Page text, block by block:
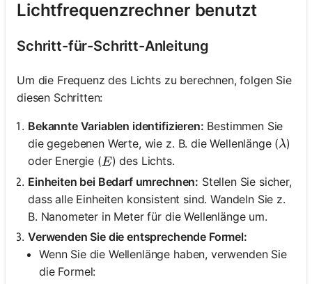
Lichtfrequenzrechner benutzt
Schritt-für-Schritt-Anleitung
Um die Frequenz des Lichts zu berechnen, folgen Sie
diesen Schritten:
Bekannte Variablen identifizieren: Bestimmen Sie
die gegebenen Werte, wie z. B. die Wellenlänge (λ)
oder Energie (E
E) des Lichts.
Einheiten bei Bedarf umrechnen: Stellen Sie sicher,
dass alle Einheiten konsistent sind. Wandeln Sie z.
B. Nanometer in Meter für die Wellenlänge um.
Verwenden Sie die entsprechende Formel:
Wenn Sie die Wellenlänge haben, verwenden Sie
die Formel: